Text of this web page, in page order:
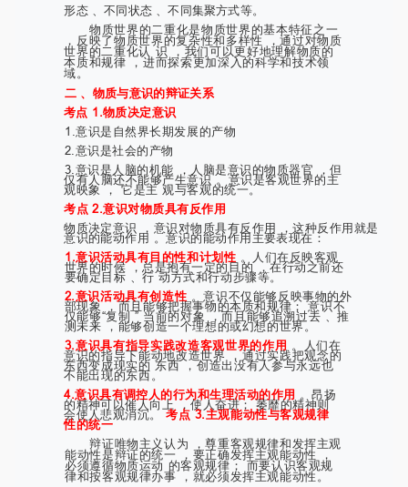
形态 、不同状态 、不同集聚方式等。
物质世界的二重化是物质世界的基本特征之一
，反映了物质世界的复杂性和多样性 ，通过对物质
世界的二重化认 识 ，我们可以更好地理解物质的
本质和规律 ，进而探索更加深入的科学和技术领
域。
二 、物质与意识的辩证关系
考点 1.物质决定意识
1.意识是自然界长期发展的产物
2.意识是社会的产物
3.意识是人脑的机能 ，人脑是意识的物质器官 ，但
仅有人脑还不能够产生意识 。意识是客观世界的主
观映象 ， 它是主 观与客观的统一。
考点 2.意识对物质具有反作用
物质决定意识 ，意识对物质具有反作用 ，这种反作用就是
意识的能动作用 。意识的能动作用主要表现在：
1.意识活动具有目的性和计划性 。人们在反映客观
世界的时候 ，总是抱有一定的目的 ，在行动之前还
要确定目标 、行 动方式和行动步骤等。
2.意识活动具有创造性 。意识不仅能够反映事物的外
部现象 ，而且能够把握事物的本质和规律； 意识不
仅能够“复制 ” 当前的对象 ，而且能够追溯过去 、推
测未来 ，能够创造一个理想的或幻想的世界。
3.意识具有指导实践改造客观世界的作用 。人们在
意识的指导下能动地改造世界 ，通过实践把观念的
东西变成现实的 东西 ，创造出没有人参与永远也
不能出现的东西。
4.意识具有调控人的行为和生理活动的作用 。昂扬
的精神可以催人向上 ，使人奋进； 萎靡的精神则
会使人悲观消沉。考点 3.主观能动性与客观规律
性的统一
辩证唯物主义认为 ，尊重客观规律和发挥主观
能动性是辩证的统一 ，要正确发挥主观能动性 ，
必须遵循物质运动 的客观规律； 而要认识客观规
律和按客观规律办事 ，就必须发挥主观能动性。